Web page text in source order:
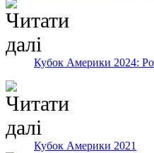
Кубок Америки 2024:
Кубок Америки 2021